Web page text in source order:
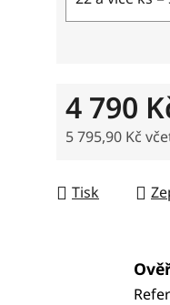
4 790
5 795,90 Kč
Tisk